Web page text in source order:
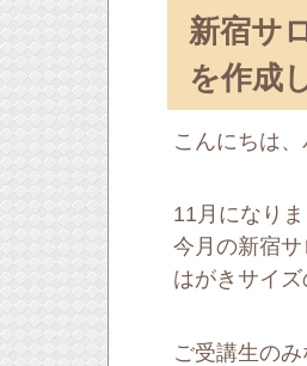
新宿サ
を作成
こんにちは、
11月になりま
今月の新宿
はがきサイズ
ご受講生の